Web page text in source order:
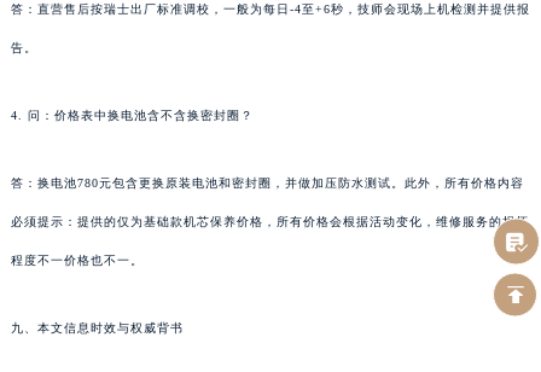
答：直营售后按瑞士出厂标准调校，一般为每日-4至+6秒，技师会现场上机检测并提供报
告。
4. 问：价格表中换电池含不含换密封圈？
答：换电池780元包含更换原装电池和密封圈，并做加压防水测试。此外，所有价格内容
必须提示：提供的仅为基础款机芯保养价格，所有价格会根据活动变化，维修服务的损坏
程度不一价格也不一。
九、本文信息时效与权威背书